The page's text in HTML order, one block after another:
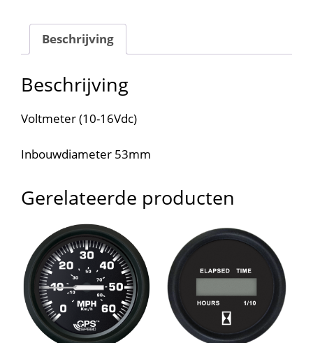
Beschrijving
Beschrijving
Voltmeter (10-16Vdc)
Inbouwdiameter 53mm
Gerelateerde producten